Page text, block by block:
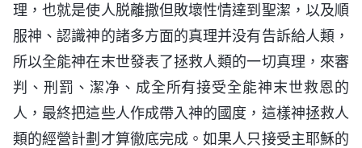
理，也就是使人脱離撒但敗壞性情達到聖潔，以及順
服神、認識神的諸多方面的真理并没有告訴給人類，
所以全能神在末世發表了拯救人類的一切真理，來審
判、刑罰、潔净、成全所有接受全能神末世救恩的
人，最終把這些人作成帶入神的國度，這樣神拯救人
類的經營計劃才算徹底完成。如果人只接受主耶穌的